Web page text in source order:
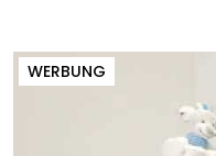
WERBUNG